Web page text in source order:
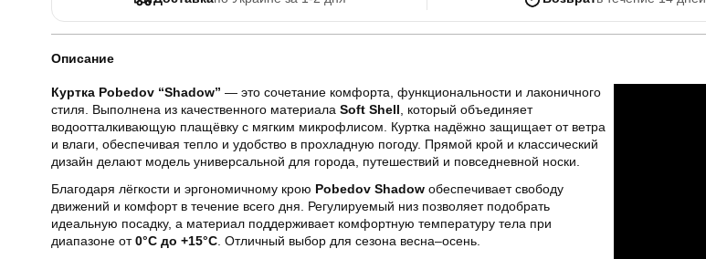
Описание
Куртка Pobedov “Shadow” — это сочетание комфорта, функциональности и лаконичного
стиля. Выполнена из качественного материала Soft Shell , который объединяет
водоотталкивающую плащёвку с мягким микрофлисом. Куртка надёжно защищает от ветра
и влаги, обеспечивая тепло и удобство в прохладную погоду. Прямой крой и классический
дизайн делают модель универсальной для города, путешествий и повседневной носки.
Благодаря лёгкости и эргономичному крою Pobedov Shadow обеспечивает свободу
движений и комфорт в течение всего дня. Регулируемый низ позволяет подобрать
идеальную посадку, а материал поддерживает комфортную температуру тела при
диапазоне от0°C до +15°C. Отличный выбор для сезона весна–осень.